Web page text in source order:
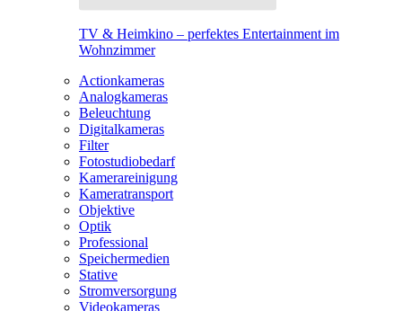
TV & Heimkino – perfektes Entertainment im
Wohnzimmer
Actionkameras
Analogkameras
Beleuchtung
Digitalkameras
Filter
Fotostudiobedarf
Kamerareinigung
Kameratransport
Objektive
Optik
Professional
Speichermedien
Stative
Stromversorgung
Videokameras